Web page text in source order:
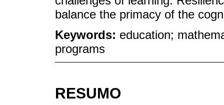
balance the primacy of the
Keywords: education;
programs
RESUMO